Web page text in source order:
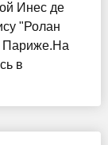
Инес де
"Ролан
Париже.На
в